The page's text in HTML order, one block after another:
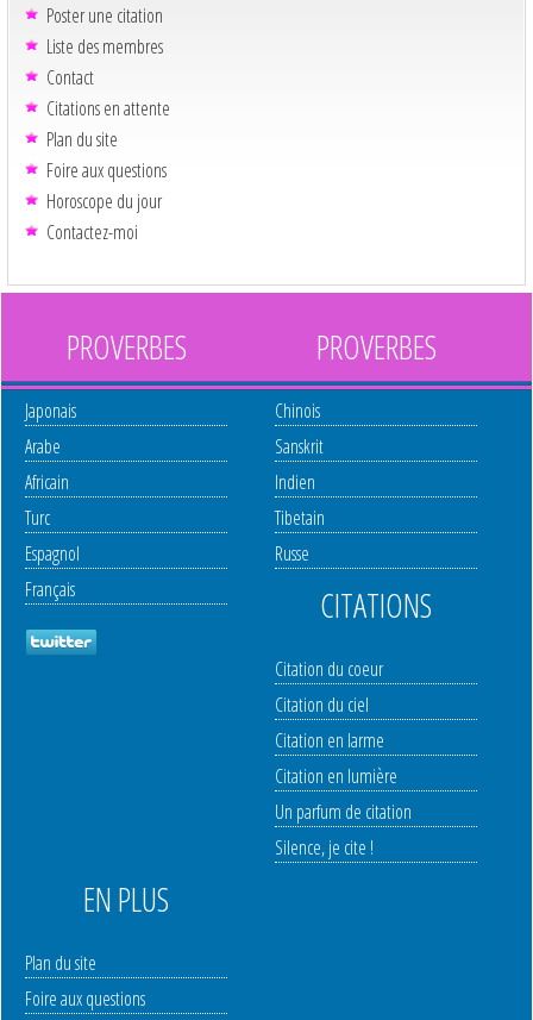
Poster une citation
Liste des membres
Contact
Citations en attente
Plan du site
Foire aux questions
Horoscope du jour
Contactez-moi
PROVERBES
Japonais
Arabe
Africain
Turc
Espagnol
Français
PROVERBES
Chinois
Sanskrit
Indien
Tibetain
Russe
CITATIONS
Citation du coeur
Citation du ciel
Citation en larme
Citation en lumière
Un parfum de citation
Silence, je cite !
EN PLUS
Plan du site
Foire aux questions